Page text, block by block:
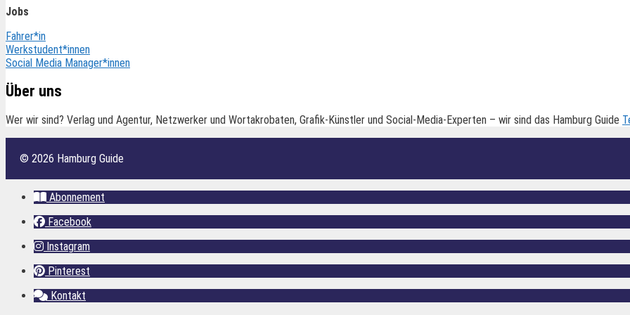
Jobs
Fahrer*in
Werkstudent*innen
Social Media Manager*innen
Über uns
Wer wir sind? Verlag und Agentur, Netzwerker und Wortakrobaten, Grafik-Künstler und Social-Media-Experten – wir sind das Hamburg Guide
© 2026 Hamburg Guide
Abonnement
Facebook
Instagram
Pinterest
Kontakt